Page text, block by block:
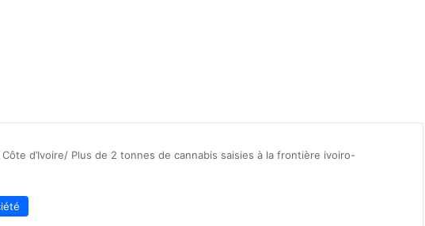
Côte d’Ivoire/ Plus de 2 tonnes de cannabis saisies à la frontière ivoiro-